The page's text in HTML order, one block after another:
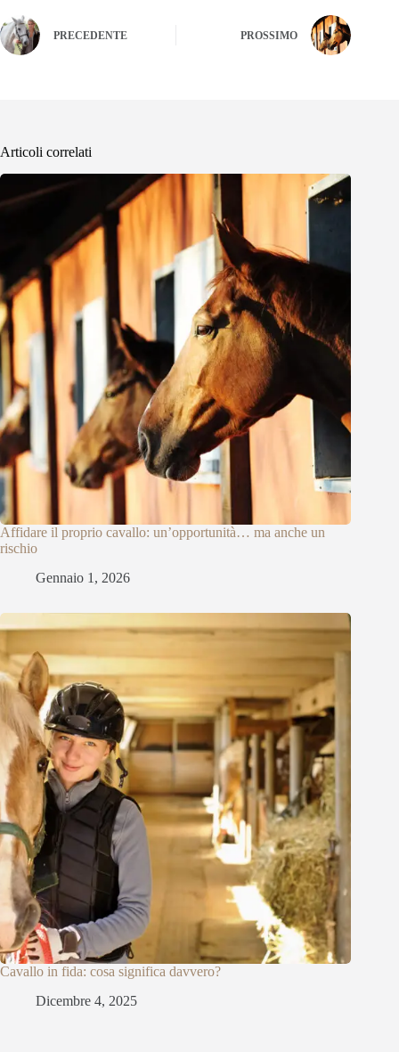
PRECEDENTE PROSSIMO
Articoli correlati
Affidare il proprio cavallo: un’opportunità… ma anche un
rischio
Gennaio 1, 2026
Cavallo in fida: cosa significa davvero?
Dicembre 4, 2025